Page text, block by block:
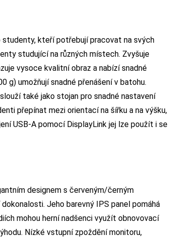
studenty, kteří potřebují pracovat na svých
studující na různých místech. Zvyšuje
vysoce kvalitní obraz a nabízí snadné
g) umožňují snadné přenášení v batohu.
také jako stojan pro snadné nastavení
přepínat mezi orientací na šířku a na výšku,
USB-A pomocí DisplayLink jej lze použít i se
designem s červeným/černým
Jeho barevný IPS panel pomáhá
mohou herní nadšenci využít obnovovací
Nízké vstupní zpoždění monitoru,